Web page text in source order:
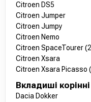
Citroen DS5
Citroen Jumper
Citroen Jumpy
Citroen Nemo
Citroen SpaceTourer
Citroen Xsara
Citroen Xsara Picasso
Вкладиші
Dacia Dokker